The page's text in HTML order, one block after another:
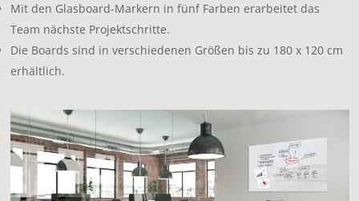
Mit den Glasboard-Markern in fünf Farben erarbeitet das
Team nächste Projektschritte.
Die Boards sind in verschiedenen Größen bis zu 180 x 120 cm
erhältlich.